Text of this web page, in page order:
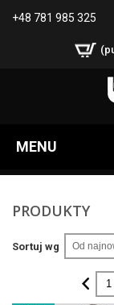
+48 781 985 325
MENU
PRODUKTY
Sortuj wg Od